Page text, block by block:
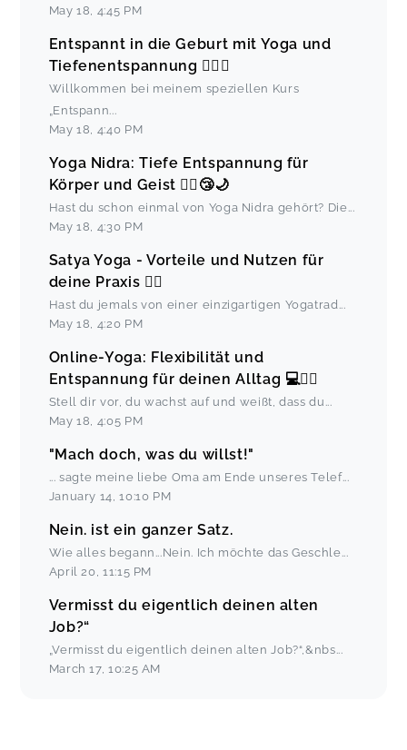
May 18 4:45 PM
Entspannt in die Geburt mit Yoga und
Tiefenentspannung 🧘‍♀️✨
Willkommen bei meinem speziellen Kurs
„Entspann...
May 18 4:40 PM
Yoga Nidra: Tiefe Entspannung für
Körper und Geist 🧘‍♀️😴🌙
Hast du schon einmal von Yoga Nidra gehört? Die...
May 18 4:30 PM
Satya Yoga - Vorteile und Nutzen für
deine Praxis 🧘‍♀️
Hast du jemals von einer einzigartigen Yogatrad ...
May 18 4:20 PM
Online-Yoga: Flexibilität und
Entspannung für deinen Alltag 💻🧘‍♀️
Stell dir vor, du wachst auf und weißt, dass du ...
May 18 4:05 PM
"Mach doch, was du willst!"
... sagte meine liebe Oma am Ende unseres Telef...
January 14 ,10:10 PM
Nein. ist ein ganzer Satz.
Wie alles begann...Nein. Ich möchte das Geschle...
April 20 ,11:15 PM
Vermisst du eigentlich deinen alten
Job?“
„Vermisst du eigentlich deinen alten Job?“,&nbs...
March 17,10:25 AM